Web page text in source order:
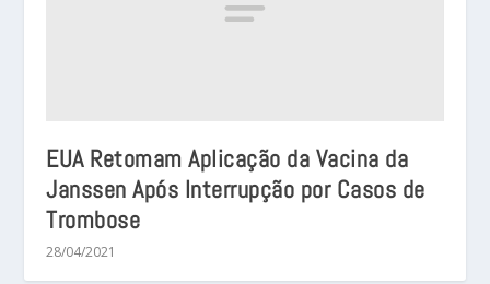
EUA Retomam Aplicação da Vacina da
Janssen Após Interrupção por Casos de
Trombose
28/04/2021